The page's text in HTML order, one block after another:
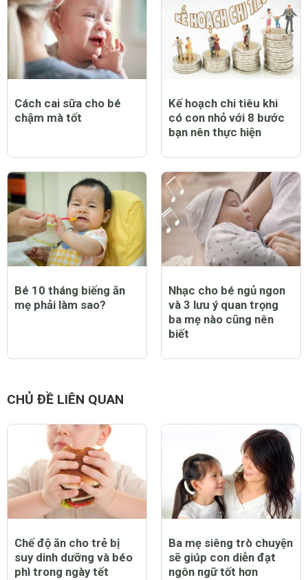
Cách cai sữa cho bé
chậm mà tốt
Kế hoạch chi tiêu khi
có con nhỏ với 8 bước
bạn nên thực hiện
Bé 10 tháng biếng ăn
mẹ phải làm sao?
Nhạc cho bé ngủ ngon
và 3 lưu ý quan trọng
ba mẹ nào cũng nên
biết
CHỦ ĐỀ LIÊN QUAN
Chế độ ăn cho trẻ bị
suy dinh dưỡng và béo
phì trong ngày tết
Ba mẹ siêng trò chuyện
sẽ giúp con diễn đạt
ngôn ngữ tốt hơn